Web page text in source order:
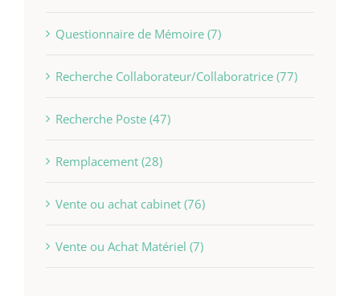
Questionnaire de Mémoire (7)
Recherche Collaborateur/Collaboratrice (77)
Recherche Poste (47)
Remplacement (28)
Vente ou achat cabinet (76)
Vente ou Achat Matériel (7)